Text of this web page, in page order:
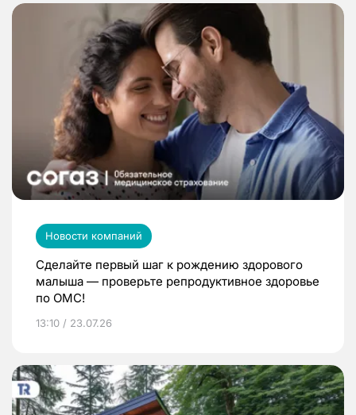
Новости компаний
Сделайте первый шаг к рождению здорового
малыша — проверьте репродуктивное здоровье
по ОМС!
13:10 / 23.07.26